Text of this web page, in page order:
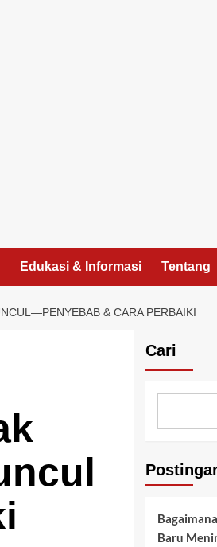
Edukasi & Informasi Tentang
& CARA PERBAIKI
Cari
Baru